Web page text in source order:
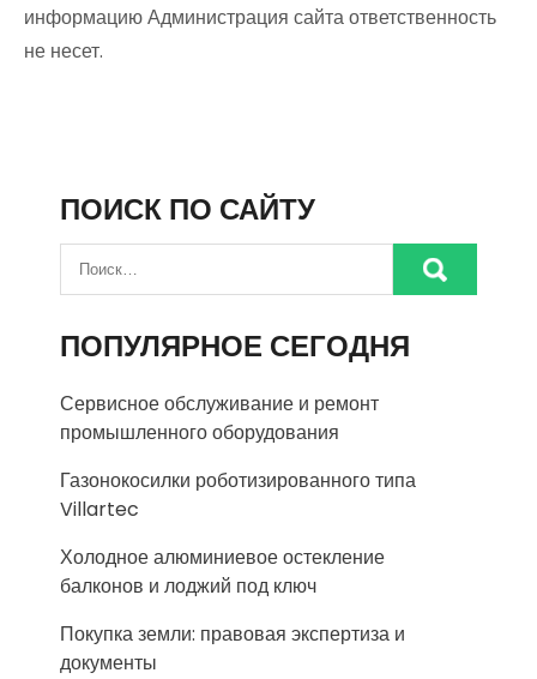
информацию Администрация сайта ответственность
не несет.
ПОИСК ПО САЙТУ
ПОПУЛЯРНОЕ СЕГОДНЯ
Сервисное обслуживание и ремонт
промышленного оборудования
Газонокосилки роботизированного типа
Villartec
Холодное алюминиевое остекление
балконов и лоджий под ключ
Покупка земли: правовая экспертиза и
документы